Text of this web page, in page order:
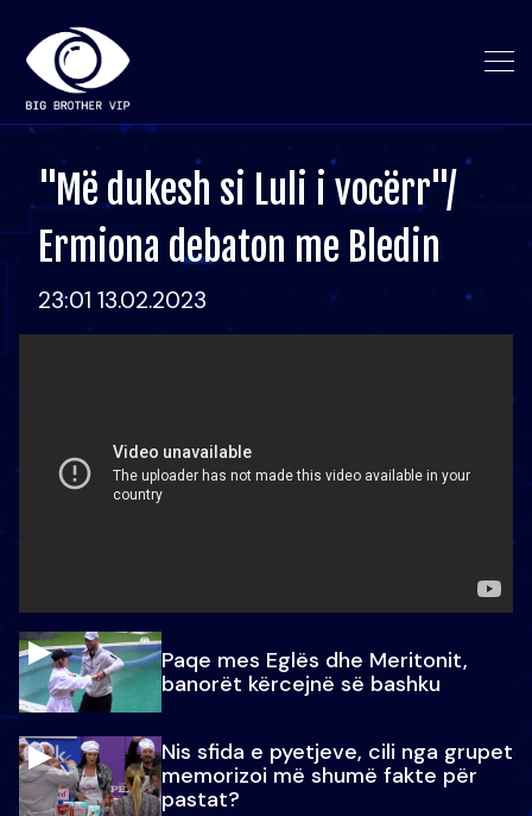
"Më dukesh si Luli i vocërr"/
Ermiona debaton me Bledin
23:01 13.02.2023
Paqe mes Eglës dhe Meritonit,
banorët kërcejnë së bashku
Nis sfida e pyetjeve, cili nga grupet
memorizoi më shumë fakte për
pastat?